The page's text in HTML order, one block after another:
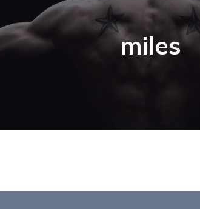
miles